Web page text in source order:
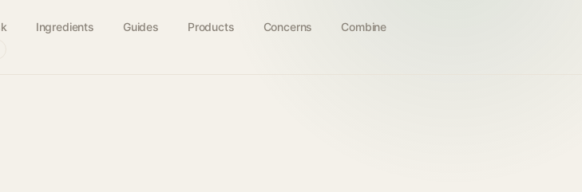
Ingredients Guides Products Concerns Combine